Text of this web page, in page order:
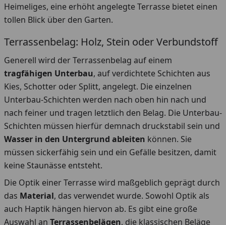
Heimeliges, eine erhöht angelegte Terrasse bietet einen
tollen Blick über den Garten.
Terrassenbelag: Holz, Stein oder Verbundstoff
Generell wird der Terrassenbelag auf einem
tragfähigen Unterbau, auf verdichtete Schichten aus
Kies, Schotter oder Splitt, angelegt. Die einzelnen
Unterbau-Schichten werden nach oben hin nach und
nach feiner und tragen letztlich den Belag. Die Unterbau-
Schichten müssen hierfür demnach druckstabil sein und
Wasser in den Untergrund ableiten können. Sie
müssen sickerfähig sein und ein Gefälle besitzen, damit
keine Staunässe entsteht.
Die Optik einer Terrasse wird maßgeblich geprägt durch
das Material, das verwendet wurde. Sowohl Optik als
auch Haptik hängen hiervon ab. Es gibt eine große
Auswahl an Terrassenbelägen, die klassischen Beläge